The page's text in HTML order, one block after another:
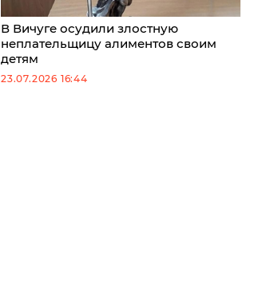
В Вичуге осудили злостную
неплательщицу алиментов своим
детям
23.07.2026 16:44